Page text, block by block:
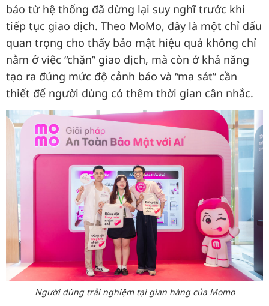
báo từ hệ thống đã dừng lại suy nghĩ trước khi
tiếp tục giao dịch. Theo MoMo, đây là một chỉ dấu
quan trọng cho thấy bảo mật hiệu quả không chỉ
nằm ở việc “chặn” giao dịch, mà còn ở khả năng
tạo ra đúng mức độ cảnh báo và “ma sát” cần
thiết để người dùng có thêm thời gian cân nhắc.
Người dùng trải nghiệm tại gian hàng của Momo